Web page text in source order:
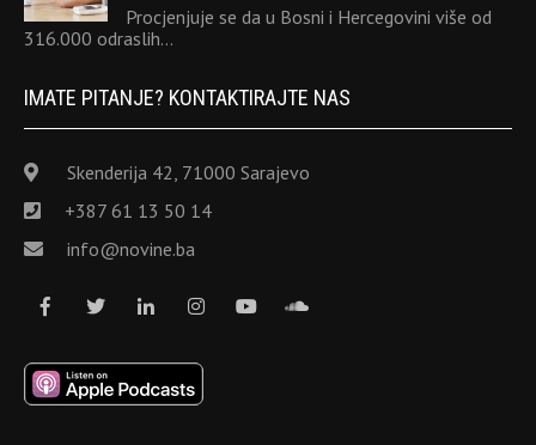
Procjenjuje se da u Bosni i Hercegovini više od
316.000 odraslih…
IMATE PITANJE? KONTAKTIRAJTE NAS
Skenderija 42, 71000 Sarajevo
+387 61 13 50 14
info@novine.ba